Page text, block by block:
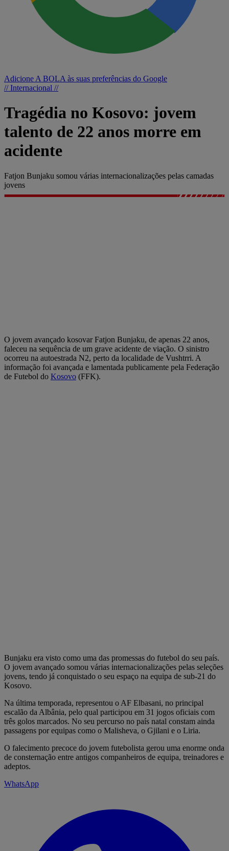
Adicione A BOLA às suas preferências do Google
// Internacional //
Tragédia no Kosovo: jovem
talento de 22 anos morre em
acidente
Fatjon Bunjaku somou várias internacionalizações pelas camadas
jovens
O jovem avançado kosovar Fatjon Bunjaku, de apenas 22 anos,
faleceu na sequência de um grave acidente de viação. O sinistro
ocorreu na autoestrada N2, perto da localidade de Vushtrri. A
informação foi avançada e lamentada publicamente pela Federação
de Futebol do Kosovo (FFK).
Bunjaku era visto como uma das promessas do futebol do seu país.
O jovem avançado somou várias internacionalizações pelas seleções
jovens, tendo já conquistado o seu espaço na equipa de sub-21 do
Kosovo.
Na última temporada, representou o AF Elbasani, no principal
escalão da Albânia, pelo qual participou em 31 jogos oficiais com
três golos marcados. No seu percurso no país natal constam ainda
passagens por equipas como o Malisheva, o Gjilani e o Liria.
O falecimento precoce do jovem futebolista gerou uma enorme onda
de consternação entre antigos companheiros de equipa, treinadores e
adeptos.
WhatsApp